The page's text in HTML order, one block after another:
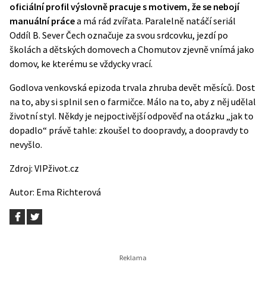
oficiální profil výslovně pracuje s motivem, že se nebojí
manuální prácea má rád zvířata. Paralelně natáčí seriál
Oddíl B. Sever Čech označuje za svou srdcovku, jezdí po
školách a dětských domovech a Chomutov zjevně vnímá jako
domov, ke kterému se vždycky vrací.
Godlova venkovská epizoda trvala zhruba devět měsíců. Dost
na to, aby si splnil sen o farmičce. Málo na to, aby z něj udělal
životní styl. Někdy je nejpoctivější odpověď na otázku „jak to
dopadlo“ právě tahle: zkoušel to doopravdy, a doopravdy to
nevyšlo.
Zdroj: VIPživot.cz
Autor: Ema Richterová